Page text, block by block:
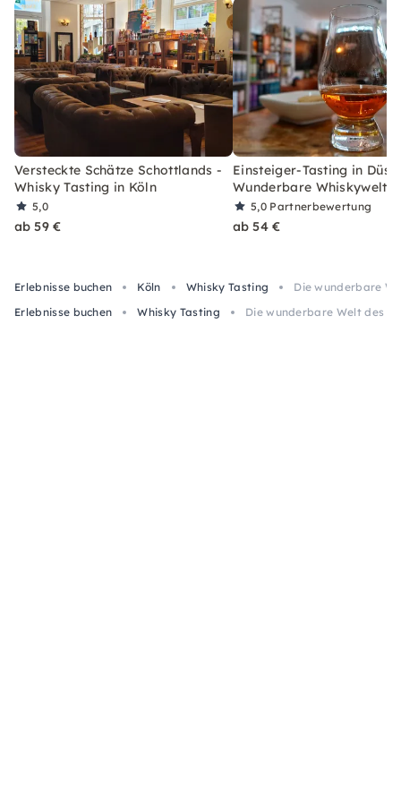
Versteckte Schätze Schottlands -
Whisky Tasting in Köln
5,0
ab 59 €
Einsteiger-Tasting in
Wunderbare Whiskywelt
5,0 Partnerbewertung
ab 54 €
Erlebnisse buchen Köln Whisky Tasting
Die wunderbare
Erlebnisse buchen
Whisky Tasting Die wunderbare Welt des